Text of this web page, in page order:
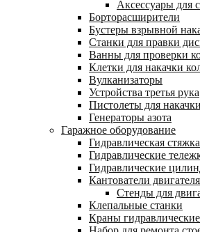
Аксессуары для
Борторасширители
Бустеры взрывной
Станки для правки
Ванны для проверки
Клетки для накачки
Вулканизаторы
Устройства третья рука
Пистолеты для
Генераторы азота
Гаражное оборудование
Гидравлическая
Гидравлические
Гидравлические
Кантователи двигателя
Стенды для
Клепальные станки
Краны гидравлические